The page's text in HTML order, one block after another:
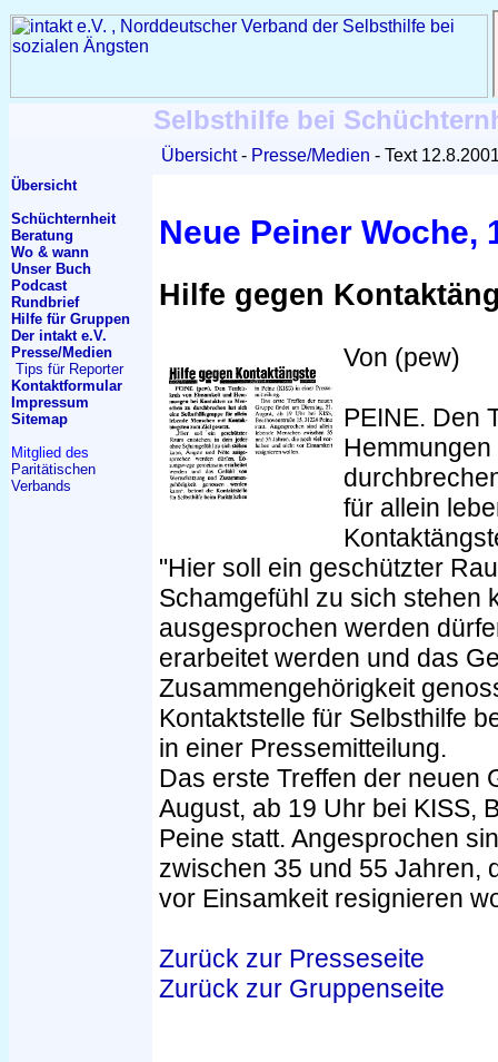
Selbsthilfe bei
Übersicht Presse/Medien Text
Übersicht
Schüchternheit
Beratung
Wo & wann
Unser Buch
Podcast
Rundbrief
Hilfe für Gruppen
Der intakt e.V.
Presse/Medien
Tips für Reporter
Kontaktformular
Impressum
Sitemap
Mitglied des
Paritätischen
Verbands
Neue Peiner Woche,
Hilfe gegen
Von (pew)
PEINE. Den
für allein
"Hier soll ein geschützter
Schamgefühl zu sich stehen
ausgesprochen werden
erarbeitet werden und das
Zusammengehörigkeit
Kontaktstelle für Selbsthilfe
in einer Pressemitteilung.
Das erste Treffen der neuen
August, ab 19 Uhr bei KISS,
Peine statt. Angesprochen
zwischen 35 und 55 Jahren,
vor Einsamkeit resignieren
Zurück zur Presseseite
Zurück zur Gruppenseite